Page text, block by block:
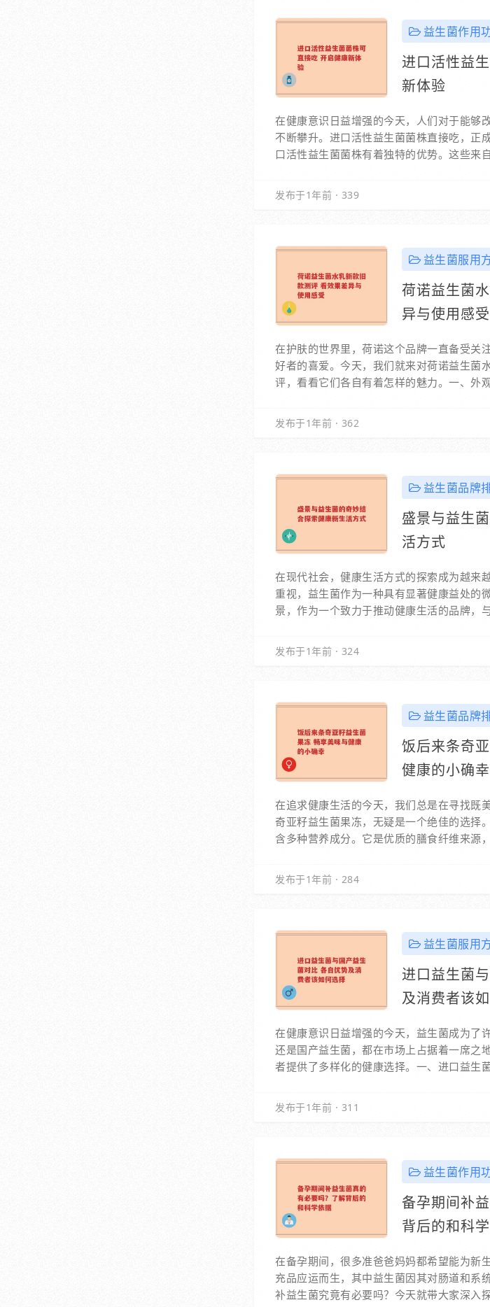
益生菌作用
进口活性益
新体验
在健康意识日益增强的今天，人们对于能够
不断攀升。进口活性益生菌菌株直接吃，正
口活性益生菌菌株有着独特的优势。这些来
发布于1年前 · 339
益生菌服用
荷诺益生菌
异与使用感受
在护肤的世界里，荷诺这个品牌一直备受关
好者的喜爱。今天，我们就来对荷诺益生菌
评，看看它们各自有着怎样的魅力。一、外
发布于1年前 · 362
益生菌品牌
盛景与益生
活方式
在现代社会，健康生活方式的探索成为越来
重视，益生菌作为一种具有显著健康益处的
景，作为一个致力于推动健康生活的品牌，
发布于1年前 · 324
益生菌品牌
饭后来条奇
健康的小确幸
在追求健康生活的今天，我们总是在寻找既
奇亚籽益生菌果冻，无疑是一个绝佳的选择
含多种营养成分。它是优质的膳食纤维来源
发布于1年前 · 284
益生菌服用
进口益生菌
及消费者该
在健康意识日益增强的今天，益生菌成为了
还是国产益生菌，都在市场上占据着一席之
者提供了多样化的健康选择。一、进口益生
发布于1年前 · 311
益生菌作用
备孕期间补
背后的和科
在备孕期间，很多准爸爸妈妈都希望能为新
充品应运而生，其中益生菌因其对肠道和系
补益生菌究竟有必要吗？今天就带大家深入